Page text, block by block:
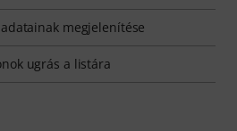
megjelenítése
ugrás a listára